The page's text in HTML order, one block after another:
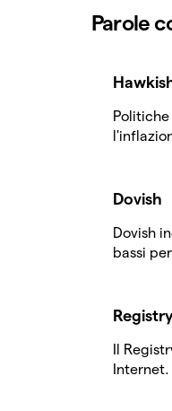
Parole
Dovish
Dovish
bassi
Il
Internet.